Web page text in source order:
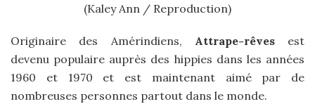
(Kaley Ann / Reproduction)
Originaire des Amérindiens, Attrape-rêvesest
devenu populaire auprès des hippies dans les années
1960 et 1970 et est maintenant aimé par de
nombreuses personnes partout dans le monde.